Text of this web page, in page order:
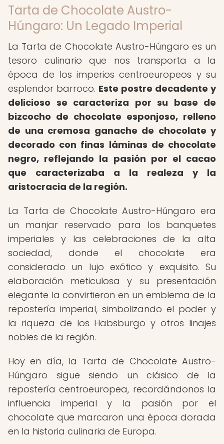
Tarta de Chocolate Austro-
Húngaro: Un Legado Imperial
La Tarta de Chocolate Austro-Húngaro es un
tesoro culinario que nos transporta a la
época de los imperios centroeuropeos y su
esplendor barroco. Este postre decadente y
delicioso se caracteriza por su base de
bizcocho de chocolate esponjoso, relleno
de una cremosa ganache de chocolate y
decorado con finas láminas de chocolate
negro, reflejando la pasión por el cacao
que caracterizaba a la realeza y la
aristocracia de la región.
La Tarta de Chocolate Austro-Húngaro era
un manjar reservado para los banquetes
imperiales y las celebraciones de la alta
sociedad, donde el chocolate era
considerado un lujo exótico y exquisito. Su
elaboración meticulosa y su presentación
elegante la convirtieron en un emblema de la
repostería imperial, simbolizando el poder y
la riqueza de los Habsburgo y otros linajes
nobles de la región.
Hoy en día, la Tarta de Chocolate Austro-
Húngaro sigue siendo un clásico de la
repostería centroeuropea, recordándonos la
influencia imperial y la pasión por el
chocolate que marcaron una época dorada
en la historia culinaria de Europa.